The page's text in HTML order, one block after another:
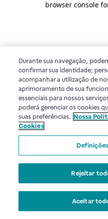
browser console
Durante sua navegação,
confirmar sua identidade;
acompanhar a utilização de
aprimoramento de sua
essenciais para nossos
poderá gerenciar os cookies
suas preferências. Nossa
Cookies
Rejeitar
Aceitar